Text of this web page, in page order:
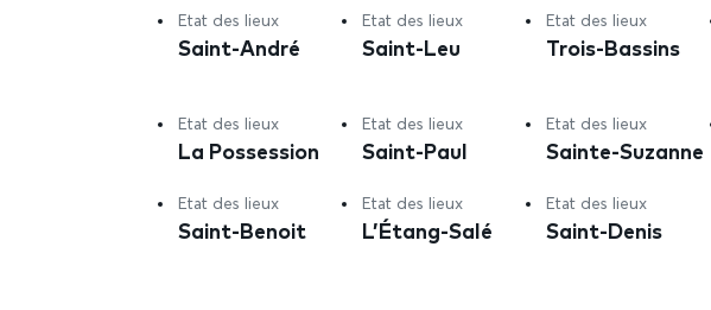
Etat des lieux
Saint-André
Etat des lieux
Saint-Leu
Etat des lieux
Trois-Bassins
Etat des lieux
La Possession
Etat des lieux
Saint-Paul
Etat des lieux
Sainte-Suzanne
Etat des lieux
Saint-Benoit
Etat des lieux
L’Étang-Salé
Etat des lieux
Saint-Denis